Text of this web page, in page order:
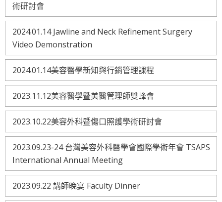
術研討會
2024.01.14 Jawline and Neck Refinement Surgery
Video Demonstration
2024.01.14美容醫學新知與行銷管理課程
2023.11.12美容醫學暨美醫管理師雙峰會
2023.10.22美容外科暨傷口照護學術研討會
2023.09.23-24 台灣美容外科醫學會國際學術年會 TSAPS
International Annual Meeting
2023.09.22 講師晚宴 Faculty Dinner